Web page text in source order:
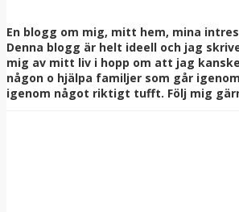
En blogg om mig, mitt hem, mina
Denna blogg är helt ideell och jag
mig av mitt liv i hopp om att jag
någon o hjälpa familjer som går
igenom något riktigt tufft. Följ mig